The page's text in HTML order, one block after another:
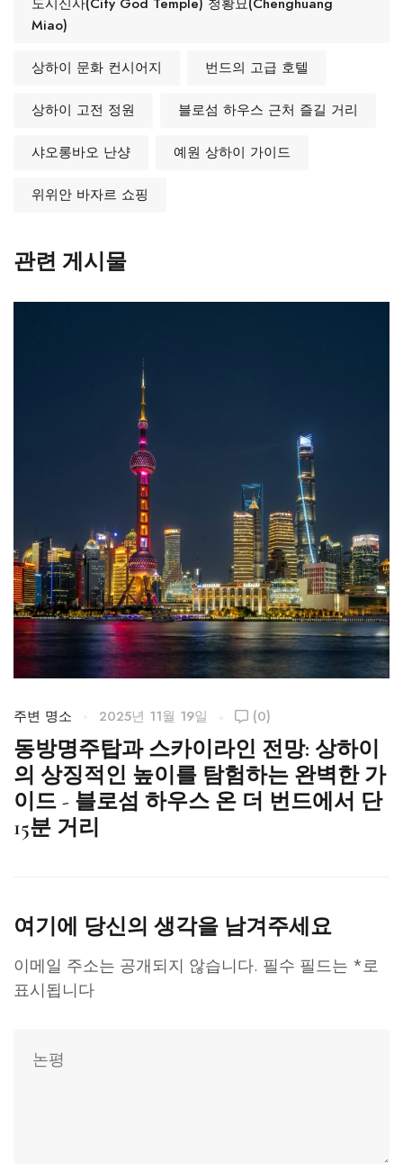
도시신사(City God Temple) 청황묘(Chenghuang
Miao)
상하이 문화 컨시어지 번드의 고급 호텔
상하이 고전 정원 블로섬 하우스 근처 즐길 거리
샤오롱바오 난샹 예원 상하이 가이드
위위안 바자르 쇼핑
관련 게시물
주변 명소 2025년 11월 19일 (0)
동방명주탑과 스카이라인 전망: 상하이
의 상징적인 높이를 탐험하는 완벽한 가
이드 - 블로섬 하우스 온 더 번드에서 단
15분 거리
여기에 당신의 생각을 남겨주세요
이메일 주소는 공개되지 않습니다. 필수 필드는 *로
표시됩니다